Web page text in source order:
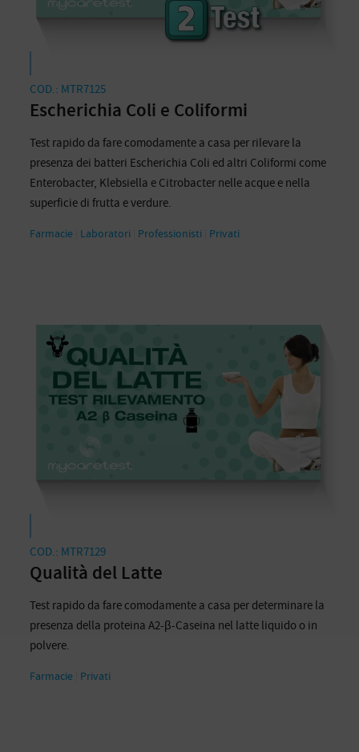
COD.: MTR7125
Escherichia Coli e Coliformi
Test rapido da fare comodamente a casa per rilevare la
presenza dei batteri Escherichia Coli ed altri Coliformi come
Enterobacter, Klebsiella e Citrobacter nelle acque e nella
superficie di frutta e verdure.
Farmacie Laboratori Professionisti Privati
COD.: MTR7129
Qualità del Latte
Test rapido da fare comodamente a casa per determinare la
presenza della proteina A2-β-Caseina nel latte liquido o in
polvere.
Farmacie Privati